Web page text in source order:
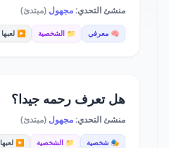
منشئ التحدي:مجهول (مبتدئ)
🧠 معرفي 📁 الشخصية ▶️ لعبها 38
هل تعرف رحمه جيدا؟
منشئ التحدي:مجهول (مبتدئ)
🎭 شخصية 📁 الشخصية ▶️ لعبها 25